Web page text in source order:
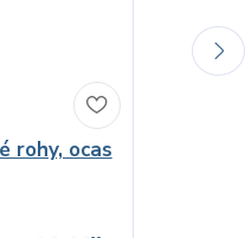
rohy, ocas